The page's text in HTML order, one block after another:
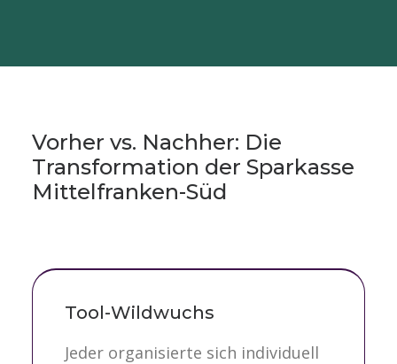
Vorher vs. Nachher: Die
Transformation der Sparkasse
Mittelfranken-Süd
Tool-Wildwuchs
Jeder organisierte sich individuell